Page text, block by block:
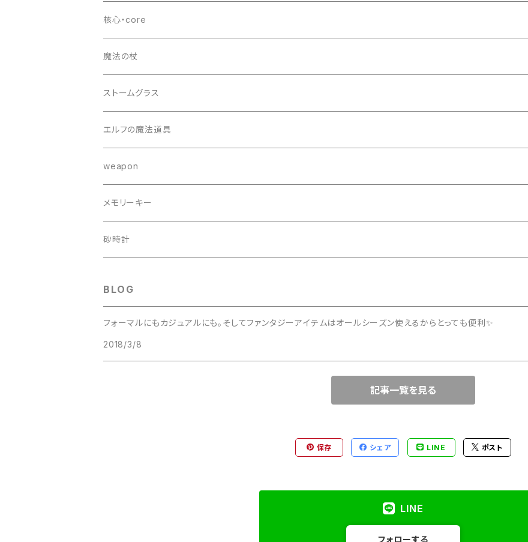
核心・core
魔法の杖
ストームグラス
エルフの魔法道具
weapon
メモリーキー
砂時計
BLOG
フォーマルにもカジュアルにも。そしてファンタジーアイテムはオールシーズン使えるからとっても便利✨
2018/3/8
記事一覧を見る
保存 シェア LINE ポスト
LINE
フォローする